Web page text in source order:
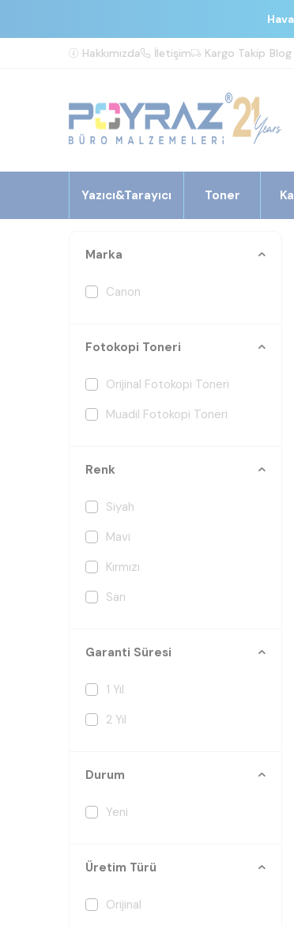
Hakkımızda İletişim Kargo Takip Blog
Yazıcı&Tarayıcı Toner
Marka
Canon
Fotokopi Toneri
Orijinal Fotokopi Toneri
Muadil Fotokopi Toneri
Renk
Siyah
Mavi
Kırmızı
Sarı
Garanti Süresi
1 Yıl
2 Yıl
Durum
Yeni
Üretim Türü
Orijinal